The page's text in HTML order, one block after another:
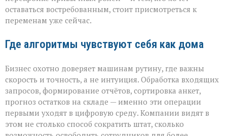
игры»
оставаться востребованным, стоит присмотреться к
переменам уже сейчас.
Где алгоритмы чувствуют себя как дома
Бизнес охотно доверяет машинам рутину, где важны
скорость и точность, а не интуиция. Обработка входящих
запросов, формирование отчётов, сортировка анкет,
прогноз остатков на складе — именно эти операции
первыми уходят в цифровую среду. Компании видят в
этом не столько способ сократить штат, сколько